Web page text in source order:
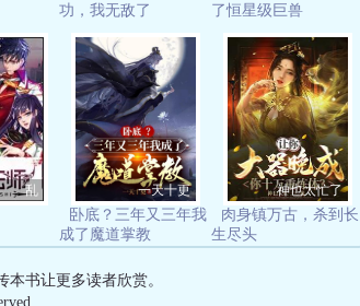
功，我无敌了
了恒星级巨兽
乱 一天十更
卧底？三年又三年我
成了魔道掌教
神也太忙了
肉身镇万古，杀到长
生尽头
书让更多读者欣赏。